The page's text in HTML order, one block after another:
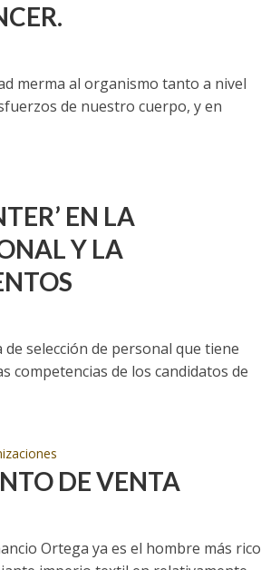
merma al organismo tanto a nivel
de nuestro cuerpo, y en
EN LA
Y LA
selección de personal que tiene
competencias de los candidatos de
DE VENTA
Ortega ya es el hombre más rico